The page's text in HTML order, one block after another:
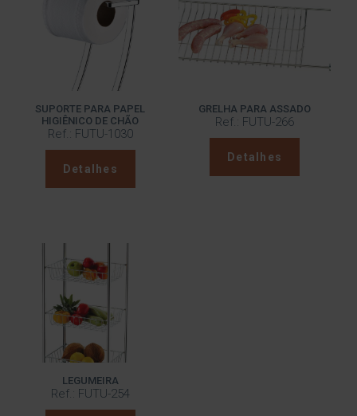
SUPORTE PARA PAPEL
HIGIÊNICO DE CHÃO
Ref.: FUTU-1030
Detalhes
GRELHA PARA ASSADO
Ref.: FUTU-266
Detalhes
LEGUMEIRA
Ref.: FUTU-254